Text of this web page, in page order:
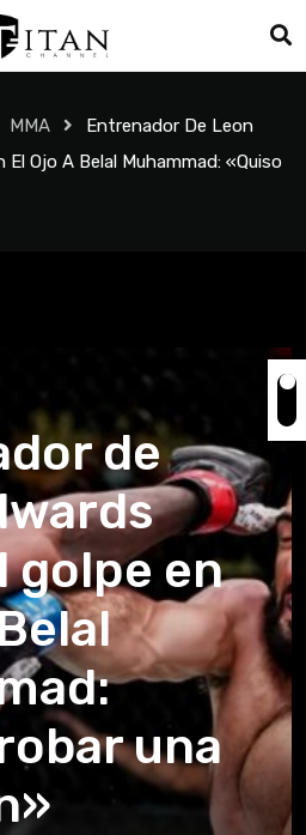
MMA
Entrenador De Leon
El Ojo A Belal Muhammad: «Quiso
de
golpe en
una